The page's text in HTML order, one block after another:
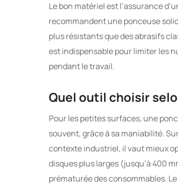
Le bon matériel est l’assurance
recommandent une ponceuse
plus résistants que des abrasifs
est indispensable pour limiter les
pendant le travail.
Quel outil choisir
Pour les petites surfaces, une
souvent, grâce à sa maniabilité.
contexte industriel, il vaut mieux
disques plus larges (jusqu’à 400
prématurée des consommables.